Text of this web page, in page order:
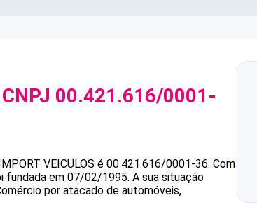
00.421.616/0001-
VEICULOS é 00.421.616/0001-36. Com
fundada em 07/02/1995. A sua situação
por atacado de automóveis,